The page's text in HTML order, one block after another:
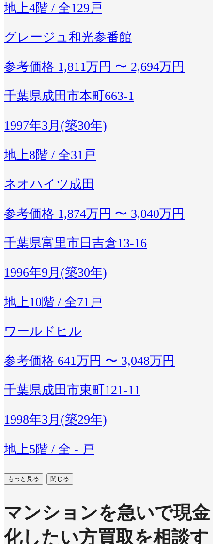
地上4階 / 全129戸
グレージュ和光参番館
参考価格 1,811万円 〜 2,694万円
千葉県成田市本町663-1
1997年3月(築30年)
地上8階 / 全31戸
ネオハイツ成田
参考価格 1,874万円 〜 3,040万円
千葉県富里市日吉倉13-16
1996年9月(築30年)
地上10階 / 全71戸
ワールドヒル
参考価格 641万円 〜 3,048万円
千葉県成田市東町121-11
1998年3月(築29年)
地上5階 / 全 - 戸
もっと見る 閉じる
マンションを急いで現金
化したい方買取を相談す